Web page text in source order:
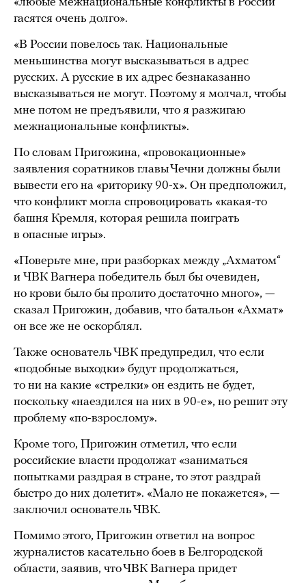
гасятся очень долго».
«В России повелось так. Национальные
меньшинства могут высказываться в адрес
русских. А русские в их адрес безнаказанно
высказываться не могут. Поэтому я молчал, чтобы
мне потом не предъявили, что я разжигаю
межнациональные конфликты».
По словам Пригожина, «провокационные»
заявления соратников главы Чечни должны были
вывести его на «риторику 90-х». Он предположил,
что конфликт могла спровоцировать «какая-то
башня Кремля, которая решила поиграть
в опасные игры».
«Поверьте мне, при разборках между „Ахматом“
и ЧВК Вагнера победитель был бы очевиден,
но крови было бы пролито достаточно много», —
сказал Пригожин, добавив, что батальон «Ахмат»
он все же не оскорблял.
Также основатель ЧВК предупредил, что если
«подобные выходки» будут продолжаться,
то ни на какие «стрелки» он ездить не будет,
поскольку «наездился на них в 90-е», но решит эту
проблему «по-взрослому».
Кроме того, Пригожин отметил, что если
российские власти продолжат «заниматься
попытками раздрая в стране, то этот раздрай
быстро до них долетит». «Мало не покажется», —
заключил основатель ЧВК.
Помимо этого, Пригожин ответил на вопрос
журналистов касательно боев в Белгородской
области, заявив, что ЧВК Вагнера придет